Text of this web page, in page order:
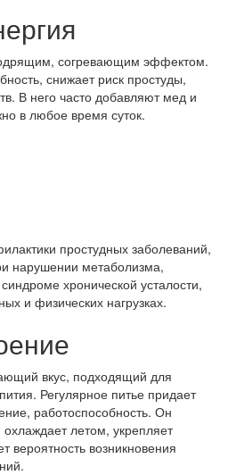
согревающим эффектом.
снижает риск простуды,
В него часто добавляют мед и
в любое время суток.
простудных заболеваний,
нарушении метаболизма,
хронической усталости,
и физических нагрузках.
вкус, подходящий для
Регулярное питье придает
работоспособность. Он
летом, укрепляет
вероятность возникновения